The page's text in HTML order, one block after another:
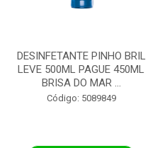
DESINFETANTE PINHO BRIL
LEVE 500ML PAGUE 450ML
BRISA DO MAR ...
Código: 5089849